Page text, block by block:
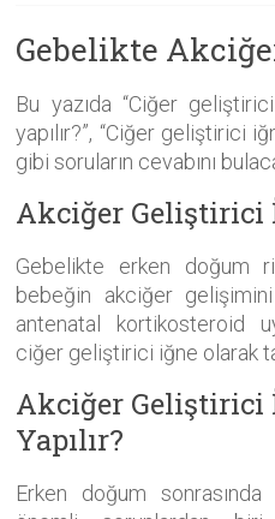
Gebelikte
Bu yazıda “Ciğer
yapılır?”, “Ciğer geliştirici
gibi soruların cevabını
Akciğer Geliştirici
Gebelikte erken doğum
bebeğin akciğer gelişimini
antenatal kortikosteroid
ciğer geliştirici iğne olarak
Akciğer Geliştirici
Yapılır?
Erken doğum sonrasında